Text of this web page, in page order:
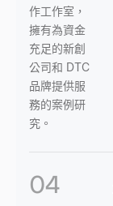
作工作室，
擁有為資金
充足的新創
公司和 DTC
品牌提供服
務的案例研
究。
04